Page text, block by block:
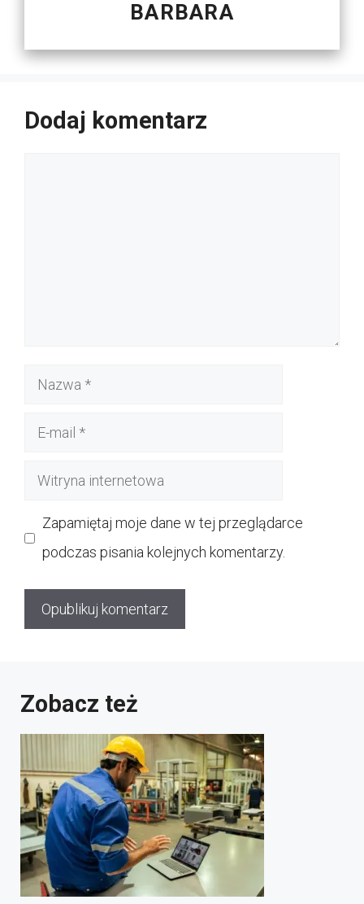
BARBARA
Dodaj komentarz
Nazwa
Witryna
Zapamiętaj moje dane w tej przeglądarce
podczas pisania kolejnych komentarzy.
Zobacz też